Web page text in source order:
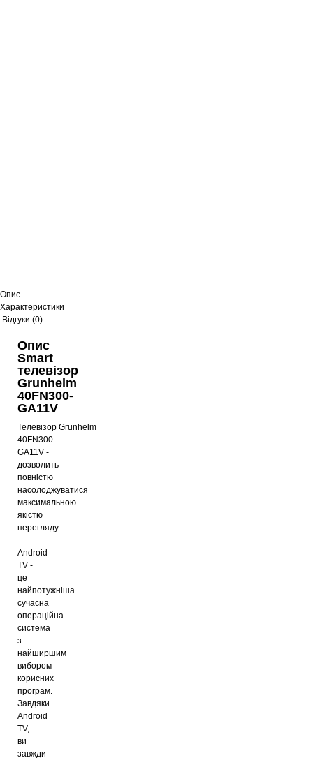
Опис
Характеристики
Відгуки (0)
Опис
Smart
телевізор
Grunhelm
40FN300-
GA11V
Телевізор Grunhelm
40FN300-
GA11V -
дозволить
повністю
насолоджуватися
максимальною
якістю
перегляду.
Android
TV -
це
найпотужніша
сучасна
операційна
система
з
найширшим
вибором
корисних
програм.
Завдяки
Android
TV,
ви
завжди